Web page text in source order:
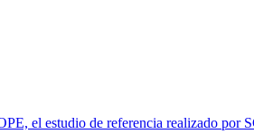
el estudio de referencia realizado por